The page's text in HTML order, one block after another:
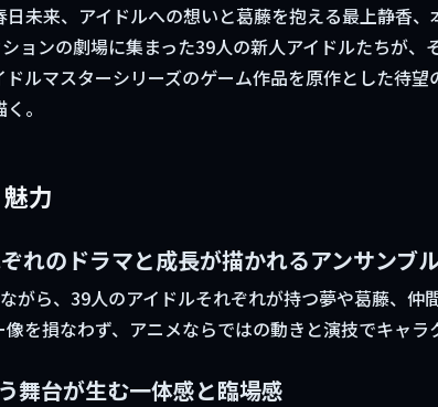
日未来、アイドルへの想いと葛藤を抱える最上静香
ョンの劇場に集まった39人の新人アイドルたちが
ドルマスターシリーズのゲーム作品を原作とした待
。
力
れのドラマと成長が描かれるアンサンブ
がら、39人のアイドルそれぞれが持つ夢や葛藤、仲
を損なわず、アニメならではの動きと演技でキャラ
舞台が生む一体感と臨場感